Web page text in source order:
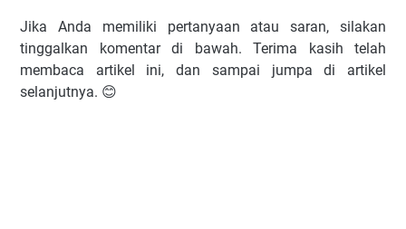
Jika Anda memiliki pertanyaan atau saran, silakan
tinggalkan komentar di bawah. Terima kasih telah
membaca artikel ini, dan sampai jumpa di artikel
selanjutnya. 😊